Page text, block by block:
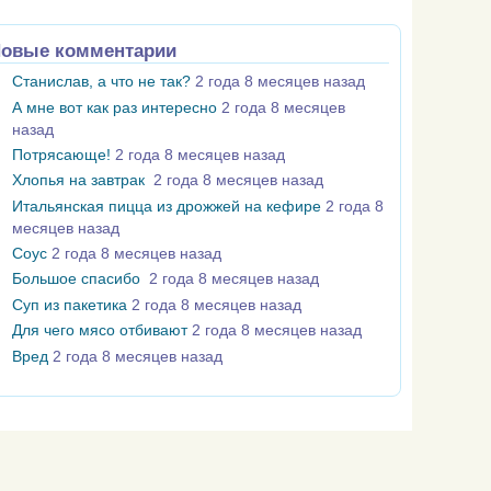
комментарии
Станислав, а что не так? 2 года 8 месяцев назад
А мне вот как раз интересно 2 года 8 месяцев
назад
Потрясающе! 2 года 8 месяцев назад
Хлопья на завтрак 2 года 8 месяцев назад
Итальянская пицца из дрожжей на кефире 2 года 8
месяцев назад
Соус 2 года 8 месяцев назад
Большое спасибо 2 года 8 месяцев назад
Суп из пакетика 2 года 8 месяцев назад
Для чего мясо отбивают 2 года 8 месяцев назад
Вред 2 года 8 месяцев назад